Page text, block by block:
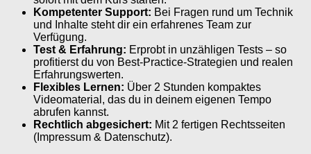
Kompetenter Support: Bei Fragen rund um Technik
und Inhalte steht dir ein erfahrenes Team zur
Verfügung.
Test & Erfahrung: Erprobt in unzähligen Tests – so
profitierst du von Best-Practice-Strategien und realen
Erfahrungswerten.
Flexibles Lernen: Über 2 Stunden kompaktes
Videomaterial, das du in deinem eigenen Tempo
abrufen kannst.
Rechtlich abgesichert: Mit 2 fertigen Rechtsseiten
(Impressum & Datenschutz).